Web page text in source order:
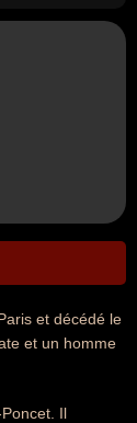
et décédé le
et un homme
Il